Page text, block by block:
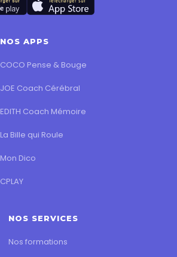
NOS APPS
COCO Pense & Bouge
JOE Coach Cérébral
EDITH Coach Mémoire
La Bille qui Roule
Mon Dico
CPLAY
NOS SERVICES
Nos formations